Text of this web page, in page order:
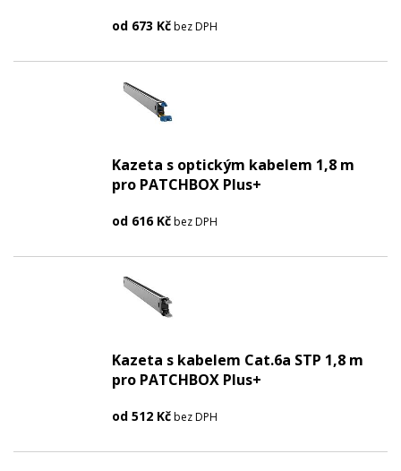
od 673 Kčbez DPH
Kazeta s optickým kabelem 1,8 m
pro PATCHBOX Plus+
od 616Kčbez DPH
Kazeta s kabelem Cat.6a STP 1,8 m
pro PATCHBOX Plus+
od 512 Kčbez DPH